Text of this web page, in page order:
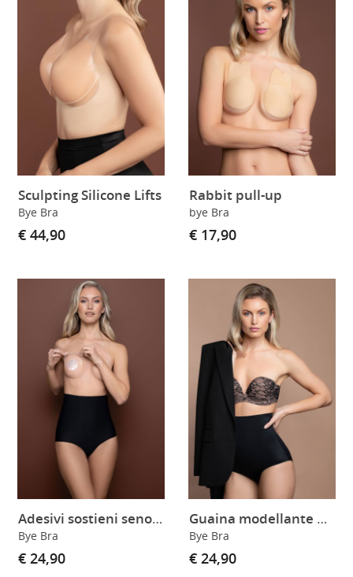
Sculpting Silicone Lifts
Bye Bra
€ 44,90
Rabbit pull-up
bye Bra
€ 17,90
Adesivi sostieni seno con copricapezzolo
Bye Bra
€ 24,90
Guaina modellante a vita alta
Bye Bra
€ 24,90